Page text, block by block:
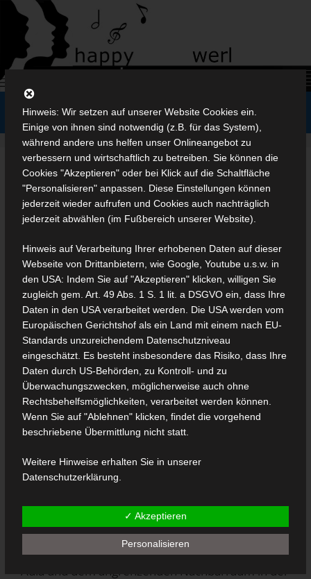
Zum
Inhalt
springen
Menü
Sonderprobentag für unser
Adventskonzert
Am Sonntag, den 17.11.24, haben wir uns zu
unser Adventskonzert am dritten
Adventssonntag in der Büdericher Kirche
erfolgreicher Probentag.
Ab dem frühen Vormittag wurde es voll in der
Hinweis: Wir setzen auf unserer Website Cookies ein.
Einige von ihnen sind notwendig (z.B. für das System),
während andere uns helfen unser Onlineangebot zu
verbessern und wirtschaftlich zu betreiben. Sie können die
Cookies "Akzeptieren" oder bei Klick auf die Schaltfläche
"Personalisieren" anpassen. Diese Einstellungen können
jederzeit wieder aufrufen und Cookies auch nachträglich
jederzeit abwählen (im Fußbereich unserer Website).
Hinweis auf Verarbeitung Ihrer erhobenen Daten auf dieser
Webseite von Drittanbietern, wie Google, Youtube u.s.w. in
den USA: Indem Sie auf "Akzeptieren" klicken, willigen Sie
zugleich gem. Art. 49 Abs. 1 S. 1 lit. a DSGVO ein, dass Ihre
Daten in den USA verarbeitet werden. Die USA werden vom
Europäischen Gerichtshof als ein Land mit einem nach EU-
Standards unzureichendem Datenschutzniveau
eingeschätzt. Es besteht insbesondere das Risiko, dass Ihre
Daten durch US-Behörden, zu Kontroll- und zu
Überwachungszwecken, möglicherweise auch ohne
Rechtsbehelfsmöglichkeiten, verarbeitet werden können.
Wenn Sie auf "Ablehnen" klicken, findet die vorgehend
beschriebene Übermittlung nicht statt.
Weitere Hinweise erhalten Sie in unserer
Datenschutzerklärung
✓ Akzeptieren
Personalisieren